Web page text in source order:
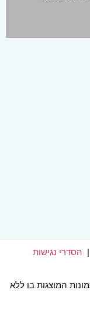
הסדרי נגישות
המוצגות בו ללא